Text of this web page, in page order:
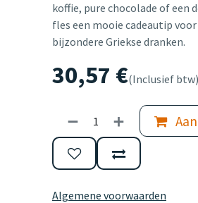
koffie, pure chocolade of een
fles een mooie cadeautip
bijzondere Griekse dranken.
30,57 €(Inclusief btw)
Algemene voorwaarden